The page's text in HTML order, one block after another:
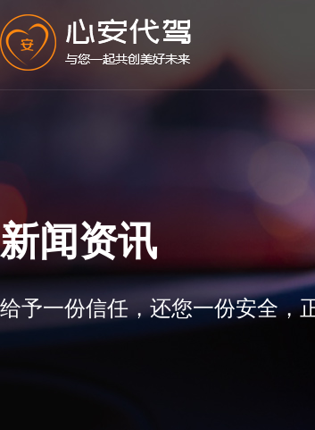
新闻资讯
给予一份信任，还您一份安全，